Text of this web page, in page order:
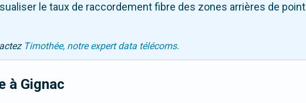
le taux de raccordement fibre des zones arrières de point
Timothée, notre expert data télécoms.
à Gignac